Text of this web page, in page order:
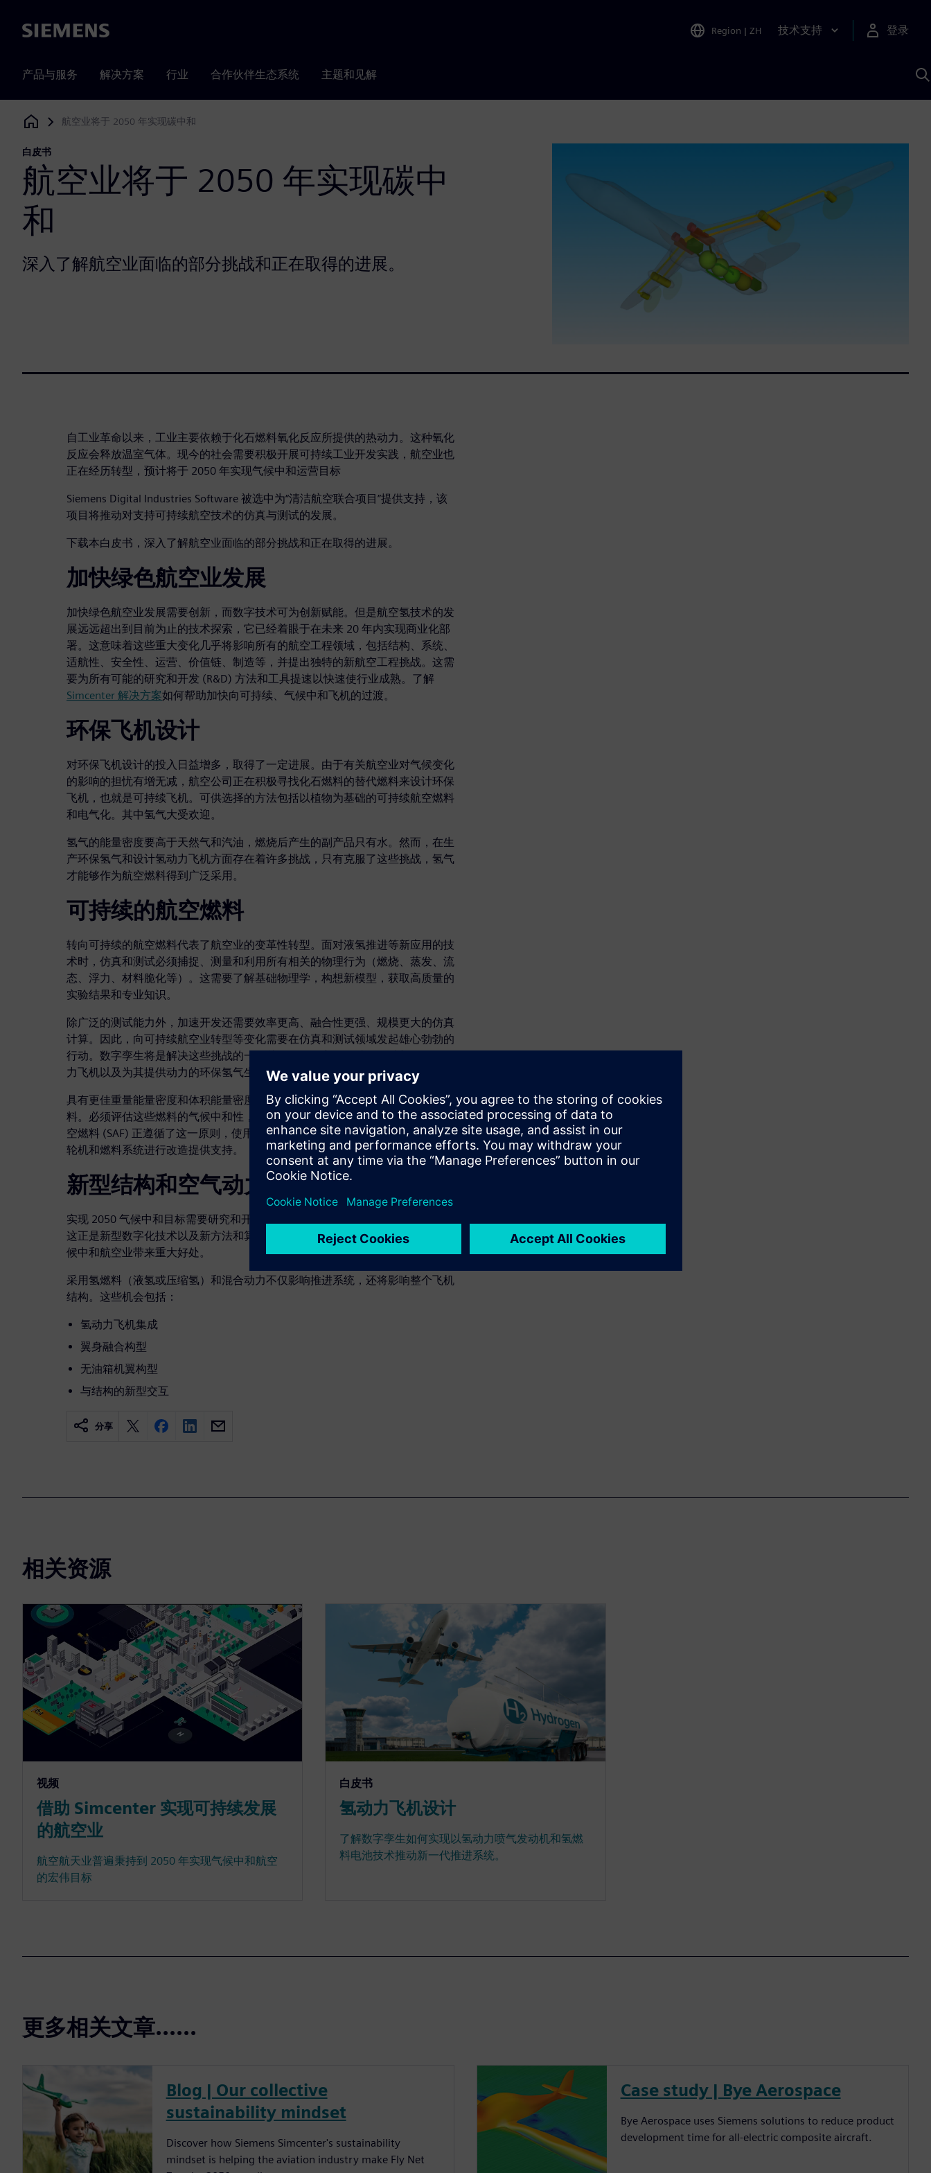
Siemens Region | ZH 技术支持 登录
产品与服务 解决方案 行业 合作伙伴生态系统 主题和见解
Siemens Digital Industries Software
航空业将于 2050 年实现碳中和
白皮书
航空业将于 2050 年实现碳中
和
深入了解航空业面临的部分挑战和正在取得的进展。
自工业革命以来，工业主要依赖于化石燃料氧化反应所提供的热动力。这种氧化
反应会释放温室气体。现今的社会需要积极开展可持续工业开发实践，航空业也
正在经历转型，预计将于 2050 年实现气候中和运营目标
Siemens Digital Industries Software 被选中为“清洁航空联合项目”提供支持，该
项目将推动对支持可持续航空技术的仿真与测试的发展。
下载本白皮书，深入了解航空业面临的部分挑战和正在取得的进展。
加快绿色航空业发展
加快绿色航空业发展需要创新，而数字技术可为创新赋能。但是航空氢技术的发
展远远超出到目前为止的技术探索，它已经着眼于在未来 20 年内实现商业化部
署。这意味着这些重大变化几乎将影响所有的航空工程领域，包括结构、系统、
适航性、安全性、运营、价值链、制造等，并提出独特的新航空工程挑战。这需
要为所有可能的研究和开发 (R&D) 方法和工具提速以快速使行业成熟。了解
Simcenter 解决方案如何帮助加快向可持续、气候中和飞机的过渡。
环保飞机设计
对环保飞机设计的投入日益增多，取得了一定进展。由于有关航空业对气候变化
的影响的担忧有增无减，航空公司正在积极寻找化石燃料的替代燃料来设计环保
飞机，也就是可持续飞机。可供选择的方法包括以植物为基础的可持续航空燃料
和电气化。其中氢气大受欢迎。
氢气的能量密度要高于天然气和汽油，燃烧后产生的副产品只有水。然而，在生
产环保氢气和设计氢动力飞机方面存在着许多挑战，只有克服了这些挑战，氢气
才能够作为航空燃料得到广泛采用。
可持续的航空燃料
转向可持续的航空燃料代表了航空业的变革性转型。面对液氢推进等新应用的技
术时，仿真和测试必须捕捉、测量和利用所有相关的物理行为（燃烧、蒸发、流
态、浮力、材料脆化等）。这需要了解基础物理学，构想新模型，获取高质量的
实验结果和专业知识。
除广泛的测试能力外，加速开发还需要效率更高、融合性更强、规模更大的仿真
计算。因此，向可持续航空业转型等变化需要在仿真和测试领域发起雄心勃勃的
行动。数字孪生将是解决这些挑战的一个关键工具，它将有助于设计新一代氢动
力飞机以及为其提供动力的环保氢气生产设施。
具有更佳重量能量密度和体积能量密度的燃料通常是没有非碳化替代品的碳化燃
料。必须评估这些燃料的气候中和性，并考虑其生产和二氧化碳补偿。可持续航
空燃料 (SAF) 正遵循了这一原则，使用生物源和石油回收来进行生产，并对燃气
轮机和燃料系统进行改造提供支持。
新型结构和空气动力学
实现 2050 气候中和目标需要研究和开发 (R&D) 工作齐头并进并压缩工程时间。
这正是新型数字化技术以及新方法和算力的用武之处，三者结合可以为未来的气
候中和航空业带来重大好处。
采用氢燃料（液氢或压缩氢）和混合动力不仅影响推进系统，还将影响整个飞机
结构。这些机会包括：
氢动力飞机集成
翼身融合构型
无油箱机翼构型
与结构的新型交互
分享
相关资源
视频
借助 Simcenter 实现可持续发展
的航空业
航空航天业普遍秉持到 2050 年实现气候中和航空
的宏伟目标
白皮书
氢动力飞机设计
了解数字孪生如何实现以氢动力喷气发动机和氢燃
料电池技术推动新一代推进系统。
更多相关文章......
Blog | Our collective
sustainability mindset
Discover how Siemens Simcenter's sustainability
mindset is helping the aviation industry make Fly Net
Case study | Bye Aerospace
Bye Aerospace uses Siemens solutions to reduce product
development time for all-electric composite aircraft.